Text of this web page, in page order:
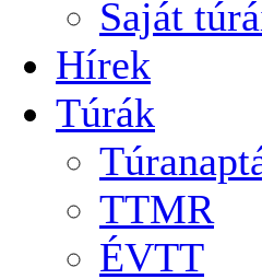
Saját
Hírek
Túrák
TTMR
ÉVTT